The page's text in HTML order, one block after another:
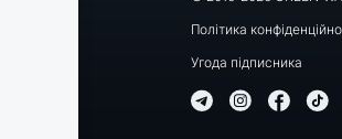
Політика
Угода підписника